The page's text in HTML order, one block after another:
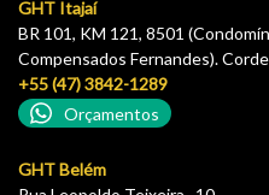
GHT Itajaí
BR 101, KM 121, 8501
Compensados Fernandes).
+55 (47) 3842-1289
Orçamentos
GHT Belém